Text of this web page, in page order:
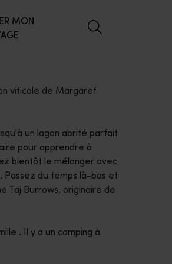
MON
viticole de Margaret
un lagon abrité parfait
pour apprendre à
bientôt le mélanger avec
Passez du temps là-bas et
Taj Burrows, originaire de
. Il y a un camping à